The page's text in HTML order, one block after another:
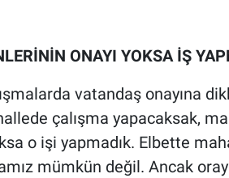
ONAYI YOKSA İŞ
vatandaş onayına
çalışma yapacaksak,
o işi yapmadık. Elbette
mümkün değil. Ancak